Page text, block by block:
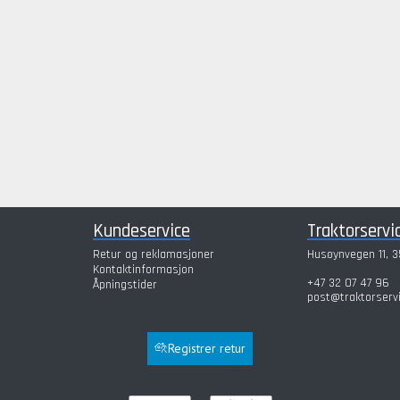
Kundeservice
Retur og reklamasjoner
Kontaktinformasjon
Åpningstider
Husøynvegen 11,
+47 32 07 47 96
Registrer retur